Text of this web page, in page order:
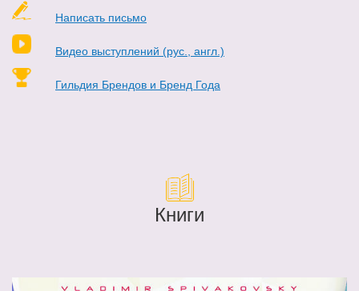
Написать письмо
Видео выступлений (рус., англ.)
Гильдия Брендов и Бренд Года
Книги